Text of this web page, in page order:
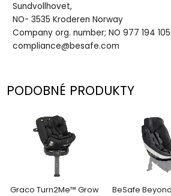
Sundvollhovet,
NO- 3535 Kroderen Norway
Company org. number; NO 977 194 105.
compliance@besafe.com
PODOBNÉ PRODUKTY
Graco Turn2Me™ Grow
BeSafe